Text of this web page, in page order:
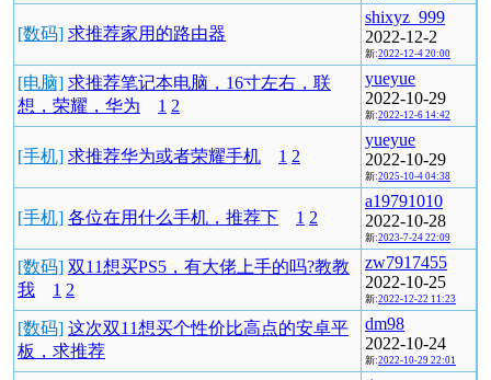
[数码] 求推荐家用的路由器
shixyz_999
2022-12-2
新:2022-12-4 20:00
[电脑] 求推荐笔记本电脑，16寸左右，联
想，荣耀，华为
1 2
yueyue
2022-10-29
新:2022-12-6 14:42
[手机] 求推荐华为或者荣耀手机 1 2
yueyue
2022-10-29
新:2025-10-4 04:38
[手机] 各位在用什么手机，推荐下 1 2
a19791010
2022-10-28
新:2023-7-24 22:09
[数码] 双11想买PS5，有大佬上手的吗?教教
我
1 2
zw7917455
2022-10-25
新:2022-12-22 11:23
[数码] 这次双11想买个性价比高点的安卓平
板，求推荐
dm98
2022-10-24
新:2022-10-29 22:01